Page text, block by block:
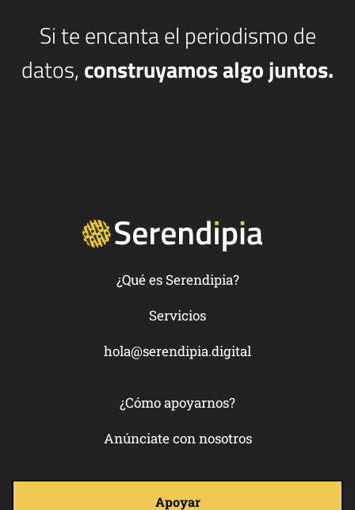
Si te encanta el periodismo de
datos, construyamos algo juntos.
¿Qué es Serendipia?
Servicios
hola@serendipia.digital
¿Cómo apoyarnos?
Anúnciate con nosotros
Apoyar